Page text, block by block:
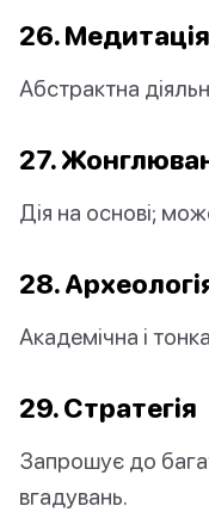
26. Медитація
Абстрактна
27.
Дія на основі;
28.
Академічна і
29. Стратегія
Запрошує до
вгадувань.